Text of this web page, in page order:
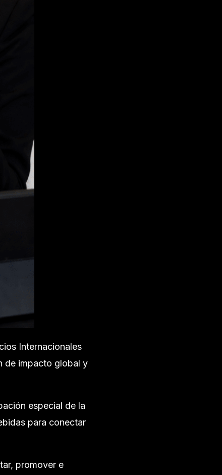
Internacionales
de impacto global y
especial de la
para conectar
promover e